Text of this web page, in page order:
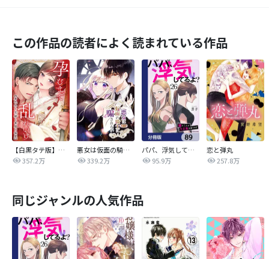
この作品の読者によく読まれている作品
【白黒タテ版】孕むまで乱れいけ～身代わり花嫁と軍服の猛愛
357.2万
悪女は仮面の騎士に騙されない
339.2万
パパ、浮気してるよ？娘と二人でクズ夫を捨てます【分冊版】
95.9万
恋と弾丸
257.8万
同じジャンルの人気作品